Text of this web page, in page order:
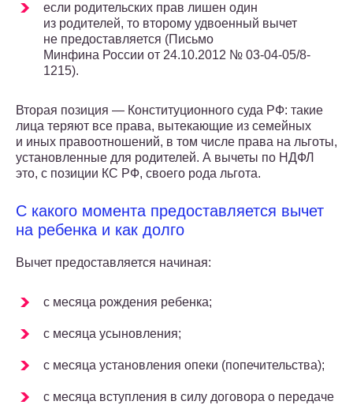
если родительских прав лишен один
из родителей, то второму удвоенный вычет
не предоставляется (Письмо
Минфина России от 24.10.2012 № 03-04-05/8-
1215).
Вторая позиция — Конституционного суда РФ: такие
лица теряют все права, вытекающие из семейных
и иных правоотношений, в том числе права на льготы,
установленные для родителей. А вычеты по НДФЛ
это, с позиции КС РФ, своего рода льгота.
С какого момента предоставляется вычет
на ребенка и как долго
Вычет предоставляется начиная:
с месяца рождения ребенка;
с месяца усыновления;
с месяца установления опеки (попечительства);
с месяца вступления в силу договора о передаче